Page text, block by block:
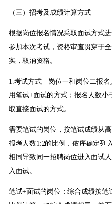
（三）招考及成绩计算方式
根据岗位报名情况采取面试方式
参加本次考试，资格审查贯穿于
实，取消资格。
1.考试方式：岗位一和岗位二报
用笔试+面试的方式；报名人数
取直接面试的方式。
需要笔试的岗位，按笔试成绩从
报考人数1:2的比例，依序确定列
相同导致同一招聘岗位进入面试
入面试。
笔试+面试的岗位：综合成绩按笔